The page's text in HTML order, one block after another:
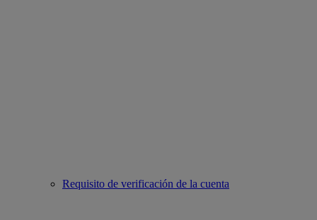
Requisito de verificación de la cuenta